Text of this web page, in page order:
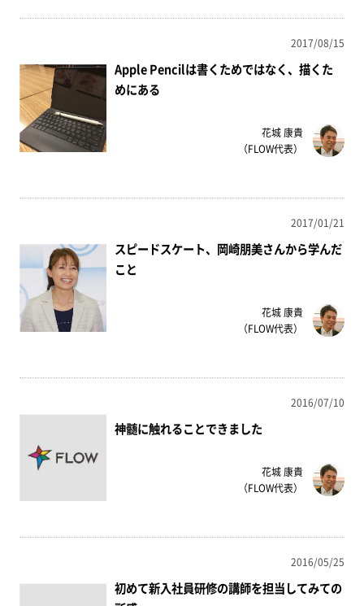
2017/08/15
Apple Pencilは書くためではなく、描くた
めにある
花城 康貴
（FLOW代表）
2017/01/21
スピードスケート、岡崎朋美さんから学んだ
こと
花城 康貴
（FLOW代表）
2016/07/10
神髄に触れることできました
花城 康貴
（FLOW代表）
2016/05/25
初めて新入社員研修の講師を担当してみての